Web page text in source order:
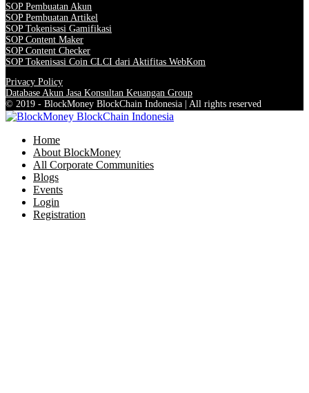
SOP Pembuatan Akun
SOP Pembuatan Artikel
SOP Tokenisasi Gamifikasi
SOP Content Maker
SOP Content Checker
SOP Tokenisasi Coin CLCI dari Aktifitas WebKom
Privacy Policy
Database Akun Jasa Konsultan Keuangan Group
© 2019 - BlockMoney BlockChain Indonesia | All rights reserved
Home
About BlockMoney
All Corporate Communities
Blogs
Events
Login
Registration